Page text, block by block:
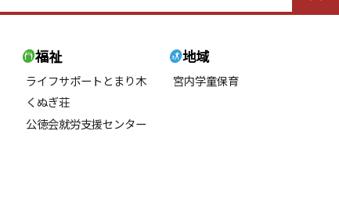
福祉
ライフサポートとまり木
くぬぎ荘
公徳会就労支援センター
地域
宮内学童保育